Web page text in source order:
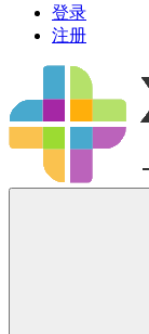
登录
注册